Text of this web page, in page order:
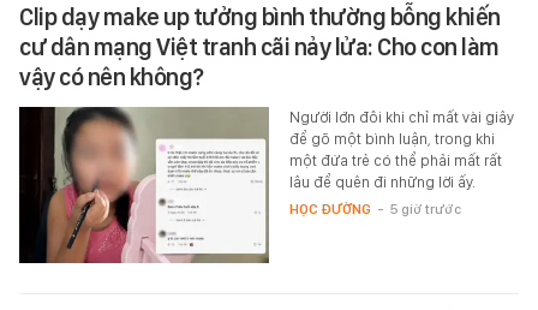
Clip dạy make up tưởng bình thường bỗng khiến
cư dân mạng Việt tranh cãi nảy lửa: Cho con làm
vậy có nên không?
Người lớn đôi khi chỉ mất vài giây
để gõ một bình luận, trong khi
một đứa trẻ có thể phải mất rất
lâu để quên đi những lời ấy.
HỌC ĐƯỜNG - 5 giờ trước